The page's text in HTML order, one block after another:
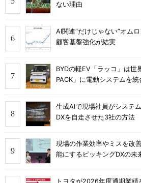
ない理由
AI関連“だけじゃない”オム
顧客基盤強化が結実
BYDの軽EV「ラッコ」は世
PACK」に電動システムを統
生成AIで現場社員がシステ
DXを自走させた3社の方法
現場の作業効率やミスを改
能にするピッキングDXの未
トヨタが2026年度通期業